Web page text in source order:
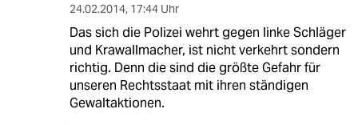
24.02.2014, 17:44 Uhr
Das sich die Polizei wehrt gegen linke Schläger
und Krawallmacher, ist nicht verkehrt sondern
richtig. Denn die sind die größte Gefahr für
unseren Rechtsstaat mit ihren ständigen
Gewaltaktionen.